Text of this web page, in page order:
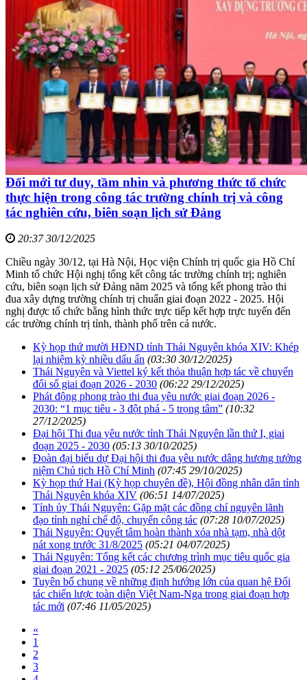
Đổi mới tư duy, tầm nhìn và phương thức tổ chức
thực hiện trong công tác trường chính trị và công
tác nghiên cứu, biên soạn lịch sử Đảng
20:37 30/12/2025
Chiều ngày 30/12, tại Hà Nội, Học viện Chính trị quốc gia Hồ Chí
Minh tổ chức Hội nghị tổng kết công tác trường chính trị; nghiên
cứu, biên soạn lịch sử Đảng năm 2025 và tổng kết phong trào thi
đua xây dựng trường chính trị chuẩn giai đoạn 2022 - 2025. Hội
nghị được tổ chức bằng hình thức trực tiếp kết hợp trực tuyến đến
các trường chính trị tỉnh, thành phố trên cả nước.
Kỳ họp thứ mười HĐND tỉnh Thái Nguyên khóa XIV: Khép
lại nhiệm kỳ nhiều dấu ấn (03:30 30/12/2025)
Thái Nguyên và Viettel ký kết thỏa thuận hợp tác về chuyển
đổi số giai đoạn 2026 - 2030 (06:22 29/12/2025)
Phát động phong trào thi đua yêu nước giai đoạn 2026 -
2030: “1 mục tiêu - 3 đột phá - 5 trọng tâm” (10:32
27/12/2025)
Đại hội Thi đua yêu nước tỉnh Thái Nguyên lần thứ I, giai
đoạn 2025 - 2030 (05:13 30/10/2025)
Đoàn đại biểu dự Đại hội thi đua yêu nước dâng hương tưởng
niệm Chủ tịch Hồ Chí Minh (07:45 29/10/2025)
Kỳ họp thứ Hai (Kỳ họp chuyên đề), Hội đồng nhân dân tỉnh
Thái Nguyên khóa XIV (06:51 14/07/2025)
Tỉnh ủy Thái Nguyên: Gặp mặt các đồng chí nguyên lãnh
đạo tỉnh nghỉ chế độ, chuyển công tác (07:28 10/07/2025)
Thái Nguyên: Quyết tâm hoàn thành xóa nhà tạm, nhà dột
nát xong trước 31/8/2025 (05:21 04/07/2025)
Thái Nguyên: Tổng kết các chương trình mục tiêu quốc gia
giai đoạn 2021 - 2025 (05:12 25/06/2025)
Tuyên bố chung về những định hướng lớn của quan hệ Đối
tác chiến lược toàn diện Việt Nam-Nga trong giai đoạn hợp
tác mới (07:46 11/05/2025)
«
1
2
3